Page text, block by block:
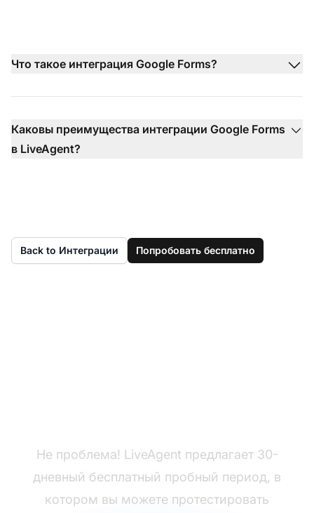
Что такое интеграция Google Forms?
Каковы преимущества интеграции Google Forms
в LiveAgent?
Back to Интеграции Попробовать бесплатно
Не проблема! LiveAgent предлагает 30-
дневный бесплатный пробный период, в
котором вы можете протестировать